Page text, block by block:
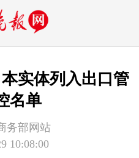
实体列入出口管
名单
务部网站
10:08:00